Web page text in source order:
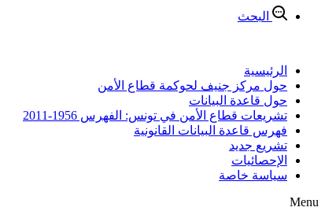
البحث
الرئيسية
حول مركز جنيف لحوكمة قطاع الأمن
حول قاعدة البيانات
تشريعات قطاع الأمن في تونس: الفهرس 1956-2011
فهرس قاعدة البيانات القانونية
تشريع جديد
الإحصائيات
سياسة خاصة
Menu